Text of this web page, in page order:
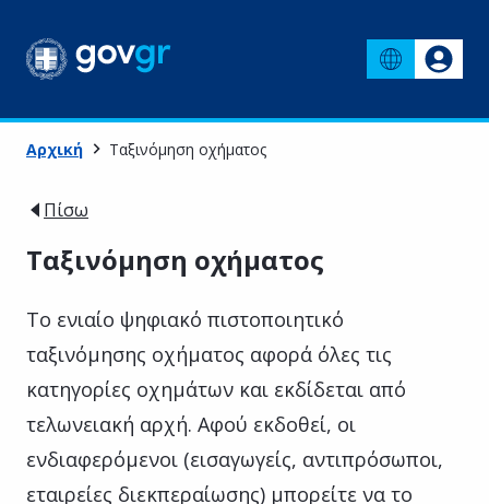
Αρχική Ταξινόμηση οχήματος
Πίσω
Ταξινόμηση οχήματος
Το ενιαίο ψηφιακό πιστοποιητικό
ταξινόμησης οχήματος αφορά όλες τις
κατηγορίες οχημάτων και εκδίδεται από
τελωνειακή αρχή. Αφού εκδοθεί, οι
ενδιαφερόμενοι (εισαγωγείς, αντιπρόσωποι,
εταιρείες διεκπεραίωσης) μπορείτε να το